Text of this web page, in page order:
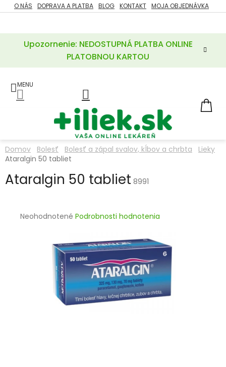
Prejsť
na
Upozornenie: NEDOSTUPNÁ PLATBA ONLINE
PLATOBNOU KARTOU
O NÁS DOPRAVA A PLATBA BLOG KONTAKT MOJA OBJEDNÁVKA
ZĽAVY
POTREBY
A
LIEKY
VITAMÍNY
MINERÁLY
Domov Bolesť Bolesť a zápal svalov, kĺbov a chrbta
Lieky
Ataralgin 50 tabliet
Ataralgin 50 tabliet 8991
Priemerné
hviezdičiek.
Neohodnotené Podrobnosti hodnotenia